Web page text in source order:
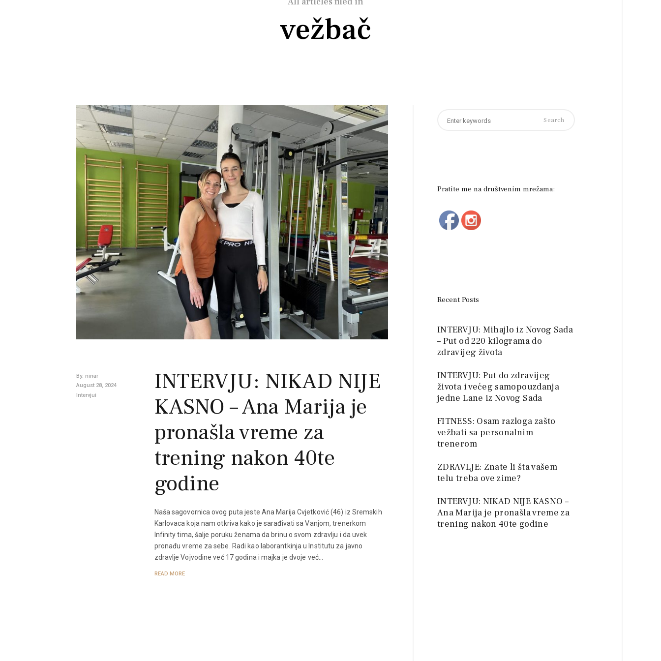
vežbač
INTERVJU: NIKAD NIJE
KASNO – Ana Marija je
pronašla vreme za
trening nakon 40te
godine
By: ninar
August 28, 2024
Intervjui
Naša sagovornica ovog puta jeste Ana Marija Cvjetković (46) iz Sremskih
Karlovaca koja nam otkriva kako je sarađivati sa Vanjom, trenerkom
Infinity tima, šalje poruku ženama da brinu o svom zdravlju i da uvek
pronađu vreme za sebe. Radi kao laborantkinja u Institutu za javno
zdravlje Vojvodine već 17 godina i majka je dvoje već…
READ MORE
for:
Pratite me na društvenim mrežama:
Recent Posts
INTERVJU: Mihajlo iz Novog Sada
– Put od 220 kilograma do
zdravijeg života
INTERVJU: Put do zdravijeg
života i većeg samopouzdanja
jedne Lane iz Novog Sada
FITNESS: Osam razloga zašto
vežbati sa personalnim
trenerom
ZDRAVLJE: Znate li šta vašem
telu treba ove zime?
INTERVJU: NIKAD NIJE KASNO –
Ana Marija je pronašla vreme za
trening nakon 40te godine